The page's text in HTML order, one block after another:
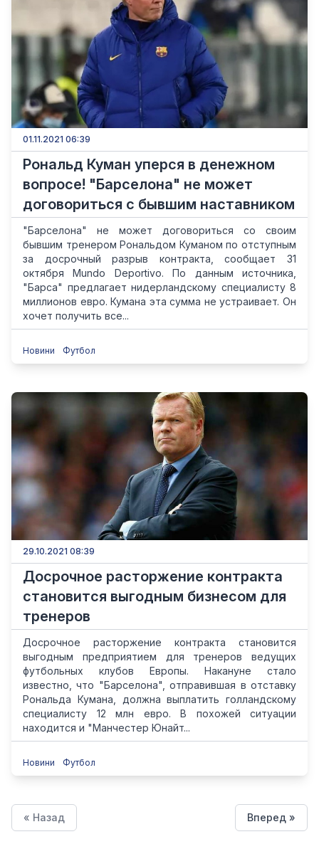
01.11.2021 06:39
Рональд Куман уперся в денежном
вопросе! "Барселона" не может
договориться с бывшим наставником
"Барселона" не может договориться со своим
бывшим тренером Рональдом Куманом по отступным
за досрочный разрыв контракта, сообщает 31
октября Mundo Deportivo. По данным источника,
"Барса" предлагает нидерландскому специалисту 8
миллионов евро. Кумана эта сумма не устраивает. Он
хочет получить все...
Новини Футбол
29.10.2021 08:39
Досрочное расторжение контракта
становится выгодным бизнесом для
тренеров
Досрочное расторжение контракта становится
выгодным предприятием для тренеров ведущих
футбольных клубов Европы. Накануне стало
известно, что "Барселона", отправившая в отставку
Рональда Кумана, должна выплатить голландскому
специалисту 12 млн евро. В похожей ситуации
находится и "Манчестер Юнайт...
Новини Футбол
« Назад Вперед »